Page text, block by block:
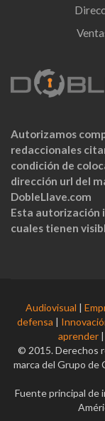
Autorizamos
redaccionales
condición de
dirección url del
DobleLlave.com
Esta autorización
cuales tienen
Audiovisual |
defensa |
aprender |
© 2015. Derechos
marca del Grupo de
Fuente principal de